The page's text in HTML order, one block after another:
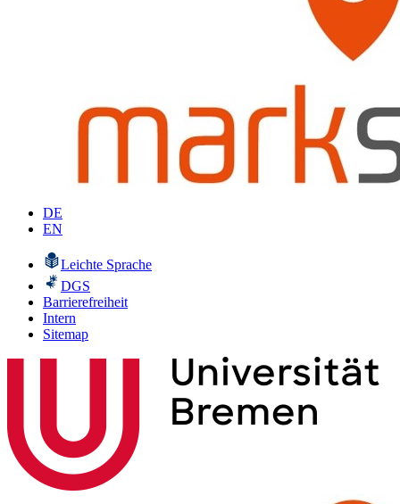
DE
EN
Leichte Sprache
DGS
Barrierefreiheit
Intern
Sitemap